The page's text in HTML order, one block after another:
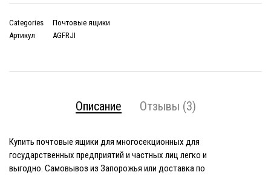
Categories
Почтовые ящики
Артикул
AGFRJI
Описание Отзывы (3)
Купить почтовые ящики для многосекционных для
государственных предприятий и частных лиц легко и
выгодно. Самовывоз из Запорожья или доставка по